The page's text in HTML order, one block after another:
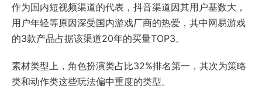
作为国内短视频渠道的代表，抖音渠道因其用户基数大，
用户年轻等原因深受国内游戏厂商的热爱，其中网易游戏
的3款产品占据该渠道20年的买量TOP3。
素材类型上，角色扮演类占比32%排名第一，其次为策略
类和动作类这些玩法偏中重度的类型。